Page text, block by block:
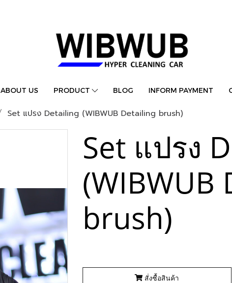
ABOUT US PRODUCT BLOG INFORM PAYMENT
Set แปรง Detailing (WIBWUB Detailing brush)
Set แปรง
(WIBWUB
brush)
สั่งซื้อสินค้า